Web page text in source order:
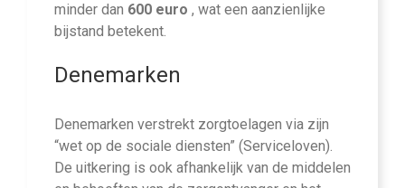
minder dan 600 euro , wat een aanzienlijke
bijstand betekent.
Denemarken
Denemarken verstrekt zorgtoelagen via zijn
“wet op de sociale diensten” (Serviceloven).
De uitkering is ook afhankelijk van de middelen